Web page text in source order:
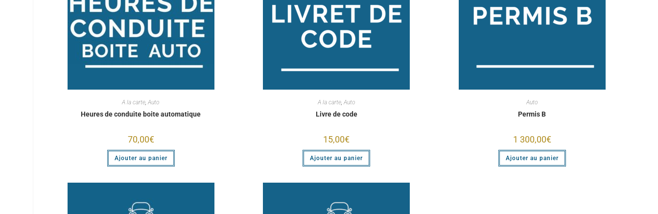
A la carte,Auto
Heures de conduite boite automatique
70,00€
Ajouter au panier
A la carte, Auto
Livre de code
15,00€
Ajouter au panier
Auto
Permis B
1 300,00€
Ajouter au panier